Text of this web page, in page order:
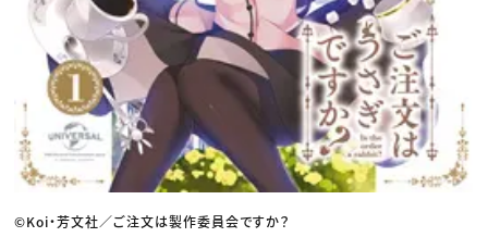
©Koi・芳文社／ご注文は製作委員会ですか？